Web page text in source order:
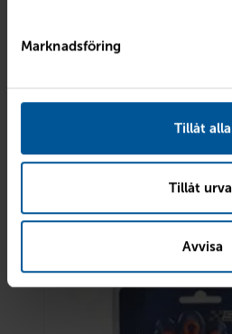
Marknadsföring
Tillåt alla
Tillåt
Avvisa
Stänkskydd Volvo
Reservera &